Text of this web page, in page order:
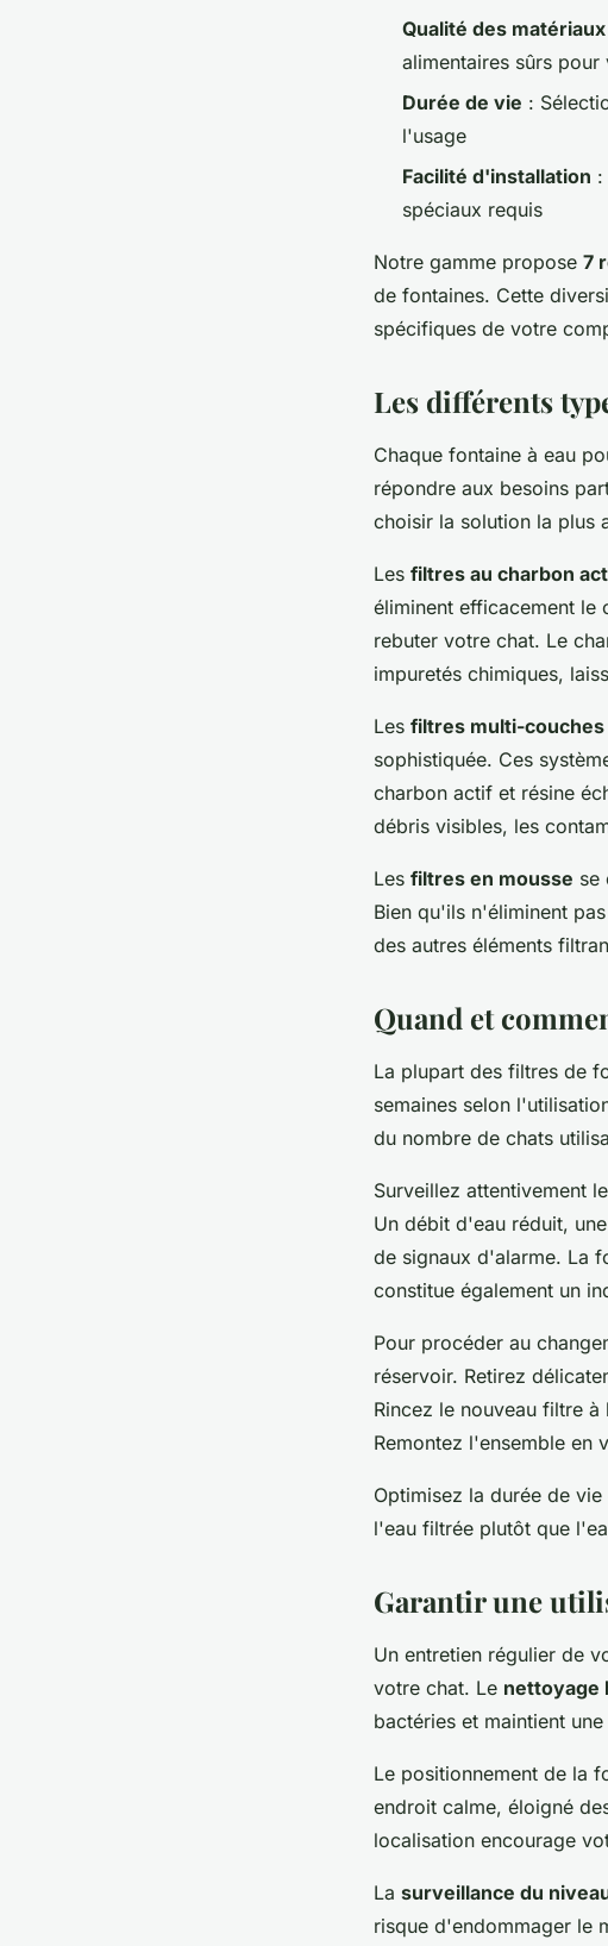
Qualité des matériaux
alimentaires sûrs pour
Durée de vie :
l'usage
Facilité d'installation :
spéciaux requis
Notre gamme propose 7
de fontaines. Cette
spécifiques de votre
Les différents
Chaque fontaine à eau
répondre aux besoins
choisir la solution la plus
Les filtres au charbon
éliminent efficacement le
rebuter votre chat. Le
impuretés chimiques,
Les filtres multi-couches
sophistiquée. Ces
charbon actif et résine
débris visibles, les
Les filtres en mousse se
Bien qu'ils n'éliminent
des autres éléments
Quand et
La plupart des filtres de
semaines selon
du nombre de chats
Surveillez attentivement
Un débit d'eau réduit,
de signaux d'alarme. La
constitue également un
Pour procéder au
réservoir. Retirez
Rincez le nouveau filtre
Remontez l'ensemble en
Optimisez la durée de
l'eau filtrée plutôt que
Garantir une
Un entretien régulier de
votre chat. Le nettoyage
bactéries et maintient
Le positionnement de la
endroit calme, éloigné
localisation encourage
La surveillance du
risque d'endommager le